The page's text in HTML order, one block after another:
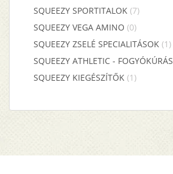
SQUEEZY SPORTITALOK (7)
SQUEEZY VEGA AMINO (0)
SQUEEZY ZSELÉ SPECIALITÁSOK (1)
SQUEEZY ATHLETIC - FOGYÓKÚRÁS
SQUEEZY KIEGÉSZÍTŐK (1)